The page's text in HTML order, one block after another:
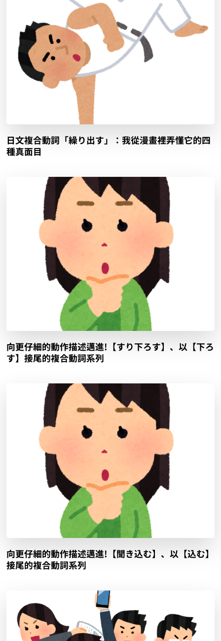
日文複合動詞「繰り出す」：我從漫畫裡弄懂它的四
種真面目
向更仔細的動作描述邁進!【すり下ろす】、以【下ろ
す】接尾的複合動詞系列
向更仔細的動作描述邁進!【聞き込む】、以【込む】
接尾的複合動詞系列